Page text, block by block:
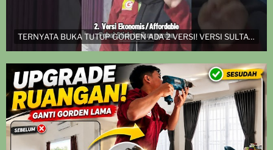
TERNYATA BUKA TUTUP GORDEN ADA 2 VERSI! VERSI SULTAN DAN VERSI EKONOMIS